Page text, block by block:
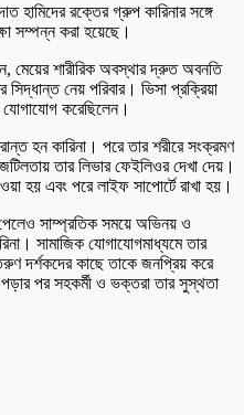
হামিদের রক্তের গ্রুপ কারিনার সঙ্গে
সম্পন্ন করা হয়েছে।
মেয়ের শারীরিক অবস্থার দ্রুত অবনতি
নেয় পরিবার। ভিসা প্রক্রিয়া
যোগাযোগ করেছিলেন।
হন কারিনা। পরে তার শরীরে সংক্রমণ
তার লিভার ফেইলিওর দেখা দেয়।
হয় এবং পরে লাইফ সাপোর্টে রাখা হয়।
পেলেও সাম্প্রতিক সময়ে অভিনয় ও
সামাজিক যোগাযোগমাধ্যমে তার
দর্শকদের কাছে তাকে জনপ্রিয় করে
পর সহকর্মী ও ভক্তরা তার সুস্থতা